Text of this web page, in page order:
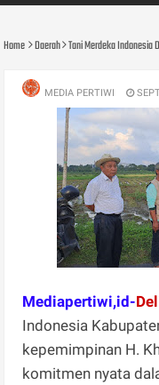
Home Daerah Tani Merdeka Indonesia
MEDIA PERTIWI
Mediapertiwi,id-
Indonesia
kepemimpinan H.
komitmen nyata